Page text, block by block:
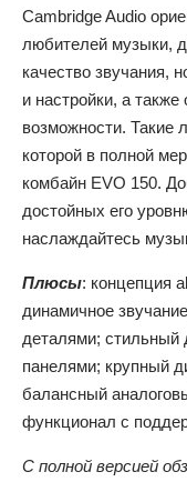
Cambridge Audio
любителей музыки,
качество звучания,
и настройки, а
возможности. Такие
которой в полной
комбайн EVO 150.
достойных его
наслаждайтесь
Плюсы: концепция
динамичное
деталями;
панелями; крупный
балансный
функционал с
С полной версией